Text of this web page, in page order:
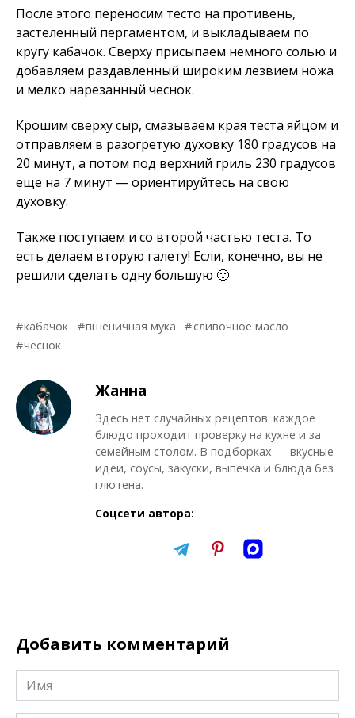
После этого переносим тесто на противень,
застеленный пергаментом, и выкладываем по
кругу кабачок. Сверху присыпаем немного солью и
добавляем раздавленный широким лезвием ножа
и мелко нарезанный чеснок.
Крошим сверху сыр, смазываем края теста яйцом и
отправляем в разогретую духовку 180 градусов на
20 минут, а потом под верхний гриль 230 градусов
еще на 7 минут — ориентируйтесь на свою
духовку.
Также поступаем и со второй частью теста. То
есть делаем вторую галету! Если, конечно, вы не
решили сделать одну большую 🙂
кабачок пшеничная мука
сливочное масло
чеснок
Жанна
Здесь нет случайных рецептов: каждое
блюдо проходит проверку на кухне и за
семейным столом. В подборках — вкусные
идеи, соусы, закуски, выпечка и блюда без
глютена.
Соцсети автора:
Добавить комментарий
Имя
*